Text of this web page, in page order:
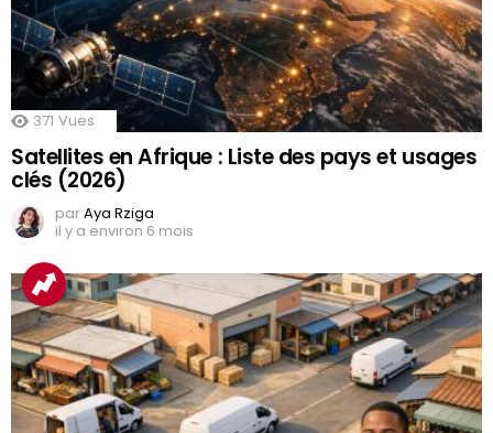
371 Vues
Satellites en Afrique : Liste des pays et usages
clés (2026)
parAya Rziga
il y a environ 6 mois